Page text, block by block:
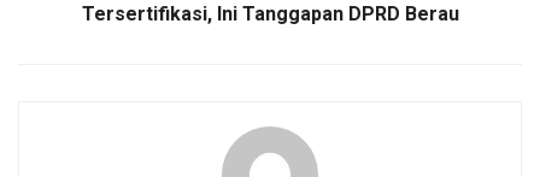
Tersertifikasi, Ini Tanggapan DPRD Berau